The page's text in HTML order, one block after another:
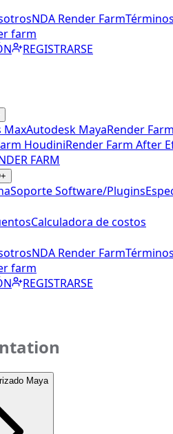
NDA Render Farm
farm
REGISTRARSE
MaxAutodesk MayaRender
HoudiniRender Farm After
FARM
+
Soporte Software/Plugins
Calculadora de costos
NDA Render Farm
farm
REGISTRARSE
Maya